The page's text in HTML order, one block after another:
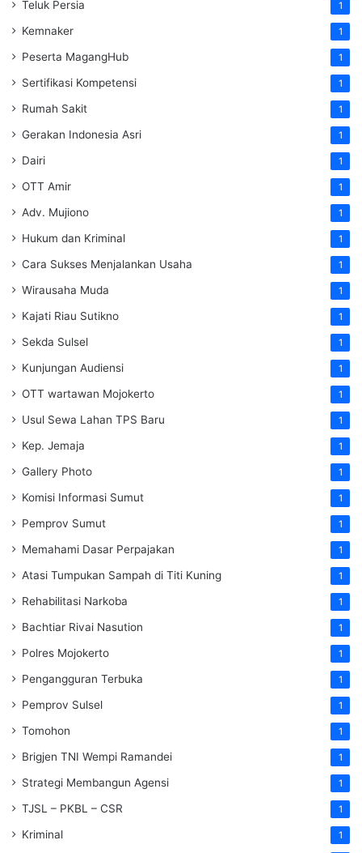
Teluk Persia 1
Kemnaker 1
Peserta MagangHub 1
Sertifikasi Kompetensi 1
Rumah Sakit 1
Gerakan Indonesia Asri 1
Dairi 1
OTT Amir 1
Adv. Mujiono 1
Hukum dan Kriminal 1
Cara Sukses Menjalankan Usaha 1
Wirausaha Muda 1
Kajati Riau Sutikno 1
Sekda Sulsel 1
Kunjungan Audiensi 1
OTT wartawan Mojokerto 1
Usul Sewa Lahan TPS Baru 1
Kep. Jemaja 1
Gallery Photo 1
Komisi Informasi Sumut 1
Pemprov Sumut 1
Memahami Dasar Perpajakan 1
Atasi Tumpukan Sampah di Titi Kuning 1
Rehabilitasi Narkoba 1
Bachtiar Rivai Nasution 1
Polres Mojokerto 1
Pengangguran Terbuka 1
Pemprov Sulsel 1
Tomohon 1
Brigjen TNI Wempi Ramandei 1
Strategi Membangun Agensi 1
TJSL – PKBL – CSR 1
Kriminal 1